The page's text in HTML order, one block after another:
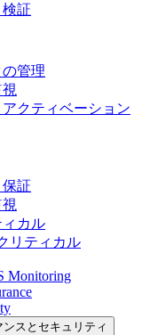
証
管理
クティベーション
証
カル
リティカル
Monitoring
スとセキュリティ